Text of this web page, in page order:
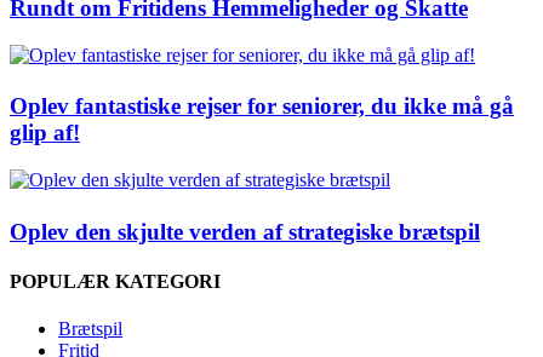
Rundt om Fritidens Hemmeligheder og Skatte
Oplev fantastiske rejser for seniorer, du ikke må gå
glip af!
Oplev den skjulte verden af strategiske brætspil
POPULÆR KATEGORI
Brætspil
Fritid